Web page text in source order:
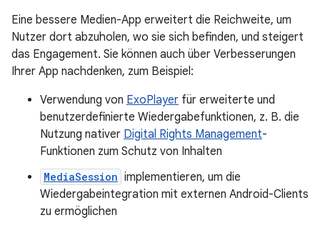
Eine bessere Medien-App erweitert die Reichweite, um
Nutzer dort abzuholen, wo sie sich befinden, und steigert
das Engagement. Sie können auch über Verbesserungen
Ihrer App nachdenken, zum Beispiel:
Verwendung von ExoPlayer für erweiterte und
benutzerdefinierte Wiedergabefunktionen, z. B. die
Nutzung nativer Digital Rights Management-
Funktionen zum Schutz von Inhalten
MediaSession implementieren, um die
Wiedergabeintegration mit externen Android-Clients
zu ermöglichen